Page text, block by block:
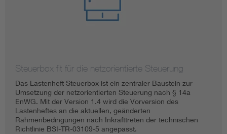
Steuerbox fit für die netzorientierte Steuerung
Das Lastenheft Steuerbox ist ein zentraler Baustein zur
Umsetzung der netzorientierten Steuerung nach § 14a
EnWG. Mit der Version 1.4 wird die Vorversion des
Lastenheftes an die aktuellen, geänderten
Rahmenbedingungen nach Inkrafttreten der technischen
Richtlinie BSI-TR-03109-5 angepasst.